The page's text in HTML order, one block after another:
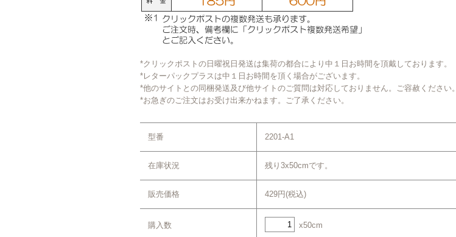
*クリックポストの日曜祝日発送は集荷の都合により中１日お時間を頂戴しております。
*レターパックプラスは中１日お時間を頂く場合がございます。
*他のサイトとの同梱発送及び他サイトのご質問は対応しておりません。ご容赦ください。
*お急ぎのご注文はお受け出来かねます。ご了承ください。
型番 2201-A1
在庫状況 残り3x50cmです。
販売価格 429円(税込)
購入数 x50cm